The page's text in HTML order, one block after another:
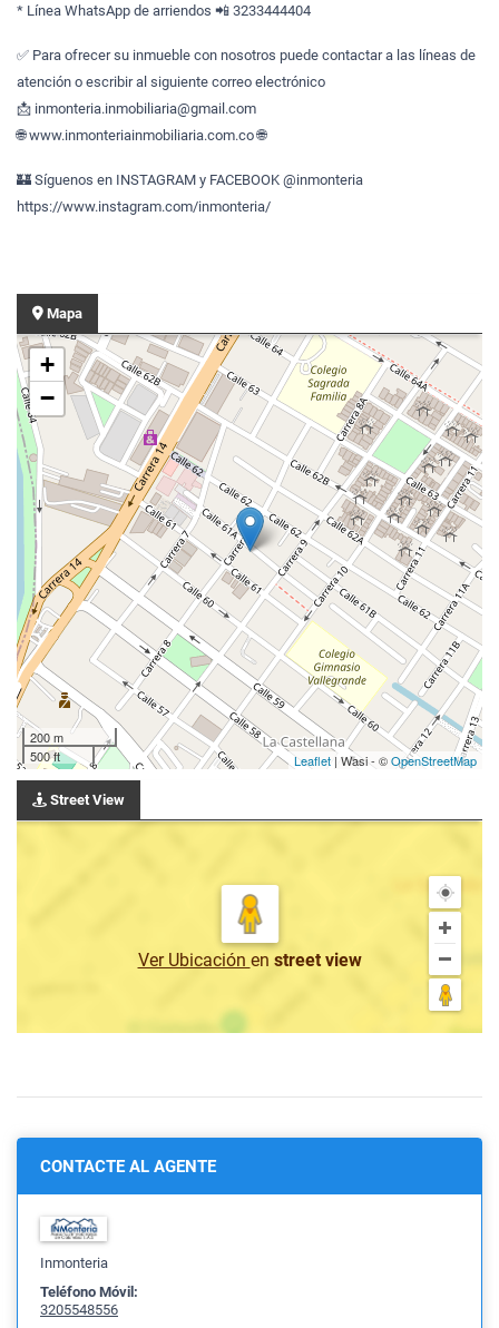
* Línea WhatsApp de arriendos 📲 3233444404
✅ Para ofrecer su inmueble con nosotros puede contactar a las líneas de
atención o escribir al siguiente correo electrónico
📩 inmonteria.inmobiliaria@gmail.com
🌐 www.inmonteriainmobiliaria.com.co 🌐
🏰 Síguenos en INSTAGRAM y FACEBOOK @inmonteria
https://www.instagram.com/inmonteria/
Mapa
+
−
200 m
500 ft
Leaflet | Wasi - ©OpenStreetMap
Street View
Ver Ubicación en street view
CONTACTE AL AGENTE
Inmonteria
Teléfono Móvil:
3205548556